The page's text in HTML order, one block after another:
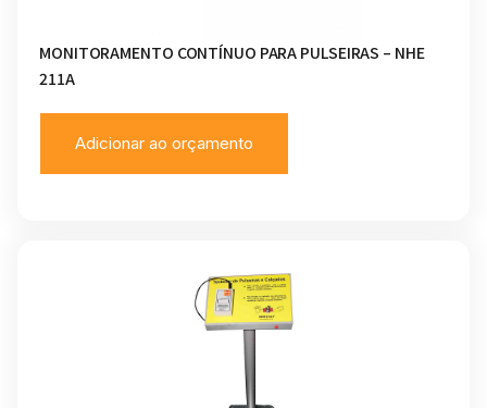
MONITORAMENTO CONTÍNUO PARA PULSEIRAS – NHE
211A
Adicionar ao orçamento